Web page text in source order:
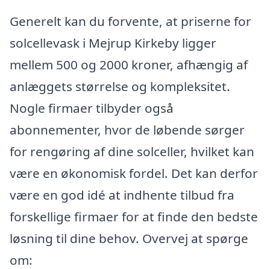
Generelt kan du forvente, at priserne for
solcellevask i Mejrup Kirkeby ligger
mellem 500 og 2000 kroner, afhængig af
anlæggets størrelse og kompleksitet.
Nogle firmaer tilbyder også
abonnementer, hvor de løbende sørger
for rengøring af dine solceller, hvilket kan
være en økonomisk fordel. Det kan derfor
være en god idé at indhente tilbud fra
forskellige firmaer for at finde den bedste
løsning til dine behov. Overvej at spørge
om: